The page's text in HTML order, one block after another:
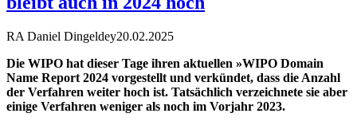
RA Daniel Dingeldey20.02.2025
Die WIPO hat dieser Tage ihren aktuellen »WIPO Domain
Name Report 2024 vorgestellt und verkündet, dass die Anzahl
der Verfahren weiter hoch ist. Tatsächlich verzeichnete sie aber
einige Verfahren weniger als noch im Vorjahr 2023.